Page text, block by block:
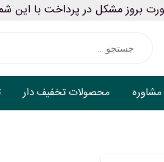
بروز مشکل در پرداخت با این شماره در
search
مشاوره محصولات تخفیف دار